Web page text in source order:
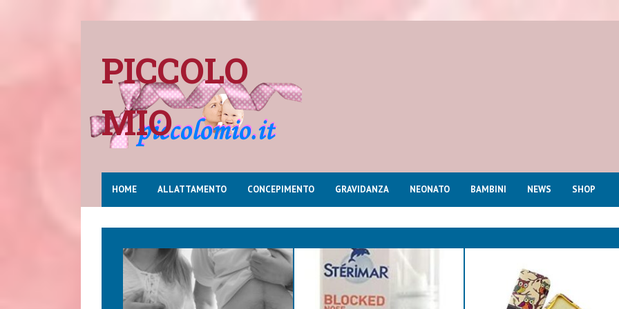
PICCOLO
MIO
HOME ALLATTAMENTO CONCEPIMENTO GRAVIDANZA NEONATO BAMBINI NEWS SHOP